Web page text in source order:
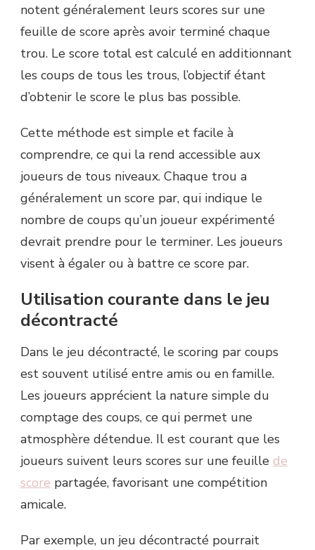
notent généralement leurs scores sur une
feuille de score après avoir terminé chaque
trou. Le score total est calculé en additionnant
les coups de tous les trous, l’objectif étant
d’obtenir le score le plus bas possible.
Cette méthode est simple et facile à
comprendre, ce qui la rend accessible aux
joueurs de tous niveaux. Chaque trou a
généralement un score par, qui indique le
nombre de coups qu’un joueur expérimenté
devrait prendre pour le terminer. Les joueurs
visent à égaler ou à battre ce score par.
Utilisation courante dans le jeu
décontracté
Dans le jeu décontracté, le scoring par coups
est souvent utilisé entre amis ou en famille.
Les joueurs apprécient la nature simple du
comptage des coups, ce qui permet une
atmosphère détendue. Il est courant que les
joueurs suivent leurs scores sur une feuille de
score partagée, favorisant une compétition
amicale.
Par exemple, un jeu décontracté pourrait